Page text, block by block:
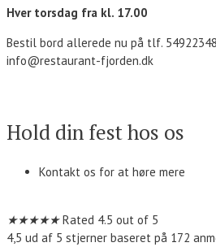
Hver torsdag fra kl. 17.00
Bestil bord allerede nu på tlf.
info@restaurant-fjorden.dk
Hold din fest hos os
Kontakt os for at høre mere
★★★★★ Rated 4.5 out of 5
4,5 ud af 5 stjerner baseret på 172